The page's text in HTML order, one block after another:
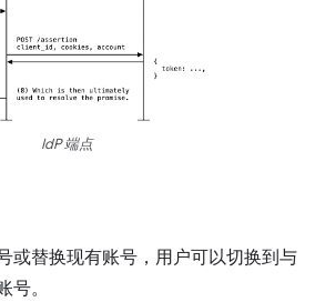
IdP 端点
或替换现有账号，用户可以切换到与
号。